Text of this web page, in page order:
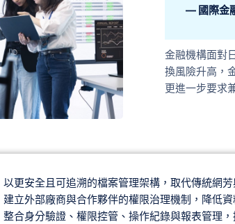
— 國際金
金融機構面對
換風險升高，
更進一步要求
以更安全且可追溯的檔案管理架構，取代傳統網芳
建立外部廠商與合作夥伴的權限治理機制，降低
整合身分驗證、權限控管、操作紀錄與報表管理